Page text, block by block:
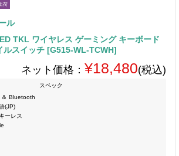
荷
ル
TKL ワイヤレス ゲーミング キーボード
ルスイッチ [G515-WL-TCWH]
ネット価格： ¥18,480(税込)
スペック
＆ Bluetooth
(JP)
ーレス